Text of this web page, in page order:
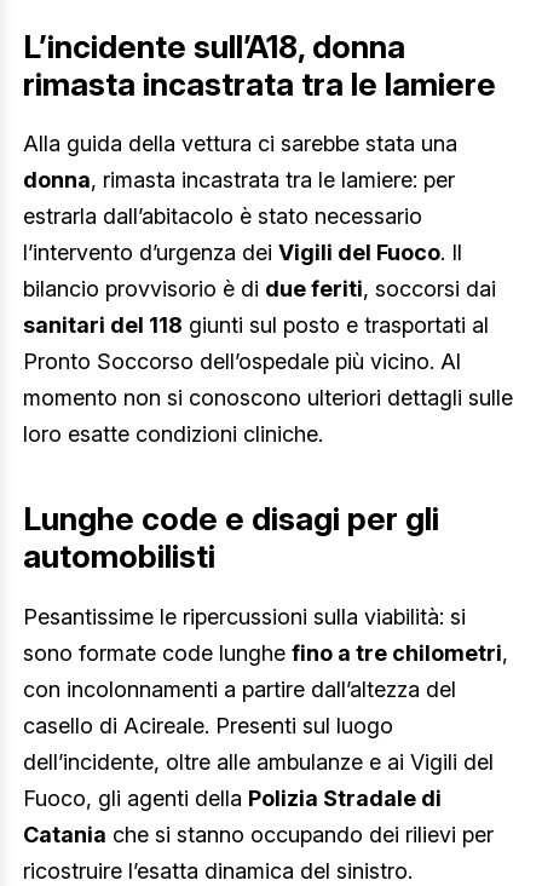
L’incidente sull’A18, donna
rimasta incastrata tra le lamiere
Alla guida della vettura ci sarebbe stata una
donna, rimasta incastrata tra le lamiere: per
estrarla dall’abitacolo è stato necessario
l’intervento d’urgenza dei Vigili del Fuoco. Il
bilancio provvisorio è di due feriti, soccorsi dai
sanitari del 118 giunti sul posto e trasportati al
Pronto Soccorso dell’ospedale più vicino. Al
momento non si conoscono ulteriori dettagli sulle
loro esatte condizioni cliniche.
Lunghe code e disagi per gli
automobilisti
Pesantissime le ripercussioni sulla viabilità: si
sono formate code lunghe fino a tre chilometri,
con incolonnamenti a partire dall’altezza del
casello di Acireale. Presenti sul luogo
dell’incidente, oltre alle ambulanze e ai Vigili del
Fuoco, gli agenti della Polizia Stradale di
Catania che si stanno occupando dei rilievi per
ricostruire l’esatta dinamica del sinistro.